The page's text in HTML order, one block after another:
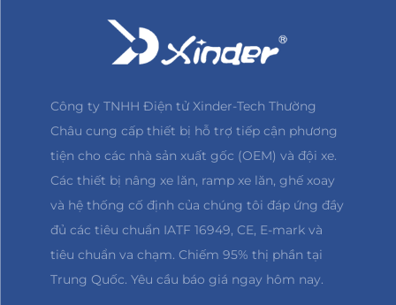
Công ty TNHH Điện tử Xinder-Tech Thường
Châu cung cấp thiết bị hỗ trợ tiếp cận phương
tiện cho các nhà sản xuất gốc (OEM) và đội xe.
Các thiết bị nâng xe lăn, ramp xe lăn, ghế xoay
và hệ thống cố định của chúng tôi đáp ứng đầy
đủ các tiêu chuẩn IATF 16949, CE, E-mark và
tiêu chuẩn va chạm. Chiếm 95% thị phần tại
Trung Quốc. Yêu cầu báo giá ngay hôm nay.